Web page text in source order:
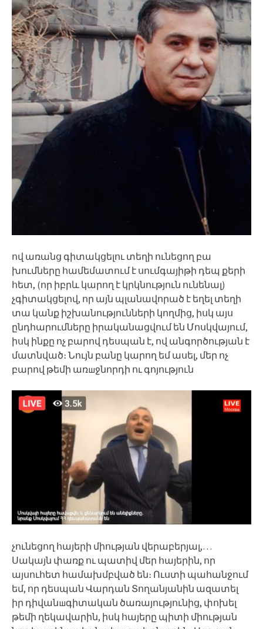
ով առանց գիտակցելու տեղի ունեցող բա
խումները համեմատում է սումգայիթի դեպ քերի
հետ, (որ իբրև կարող է կրկնություն ունենալ)
չգիտակցելով, որ այն պլանավորած է եղել տեղի
տա կանք իշխանությունների կողմից, իսկ այս
ընդհարումները իրականացվում են Մոսկվայում,
իսկ ինքը ոչ բարով դեսպան է, ով անգործության է
մատնված։ Նույն բանը կարող եմ ասել, մեր ոչ
բարով թեմի առшջնորդի ու գոյություն
չունեցող հայերի միության վերաբերյալ,…
Սակայն փառք ու պատիվ մեր հայերին, որ
այսուհետ համախմբված են։ Ուստի պահանջում
եմ, որ դեսպան Վարդան Տողանյանին ազատել
իր դիվանшգիտական ծառայությունից, փոխել
թեմի ղեկավարին, իսկ հայերը պիտի միության